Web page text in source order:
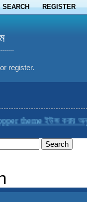
SEARCH REGISTER
.......
register.
theme ইউজ করার